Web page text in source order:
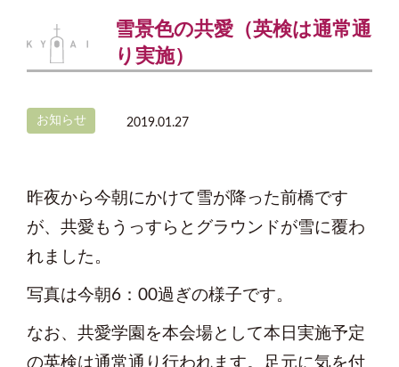
雪景色の共愛（英検は通常通
り実施）
お知らせ 2019.01.27
昨夜から今朝にかけて雪が降った前橋です
が、共愛もうっすらとグラウンドが雪に覆わ
れました。
写真は今朝6：00過ぎの様子です。
なお、共愛学園を本会場として本日実施予定
の英検は通常通り行われます。足元に気を付